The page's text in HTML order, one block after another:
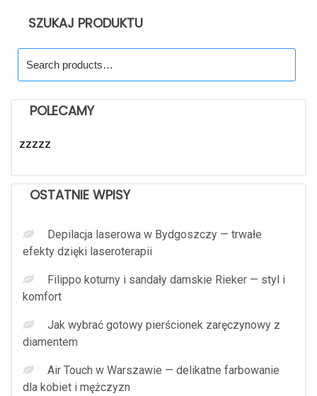
SZUKAJ PRODUKTU
for:
POLECAMY
zzzzz
OSTATNIE WPISY
Depilacja laserowa w Bydgoszczy — trwałe
efekty dzięki laseroterapii
Filippo koturny i sandały damskie Rieker — styl i
komfort
Jak wybrać gotowy pierścionek zaręczynowy z
diamentem
Air Touch w Warszawie — delikatne farbowanie
dla kobiet i mężczyzn